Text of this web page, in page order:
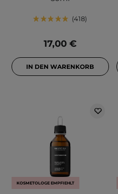
418
17,00 €
IN DEN WARENKORB
KOSMETOLOGE EMPFIEHLT